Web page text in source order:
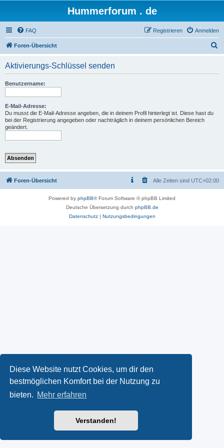
Diese Website nutzt Cookies, um dir den
bestmöglichen Komfort bei der Nutzung zu
bieten. Mehr erfahren
Verstanden!
Hummerforum . de
FAQ Anmelden
Registrieren
Foren-Übersicht
Aktivierungs-Schlüssel senden
Benutzername:
E-Mail-Adresse:
Du musst die E-Mail-Adresse angeben, die in deinem Profil hinterlegt ist. Diese hast du
bei der Registrierung angegeben oder nachträglich in deinem persönlichen Bereich
geändert.
Foren-Übersicht Alle Zeiten sind UTC+02:00
Powered by phpBB® Forum Software © phpBB Limited
Deutsche Übersetzung durch phpBB.de
Datenschutz| Nutzungsbedingungen